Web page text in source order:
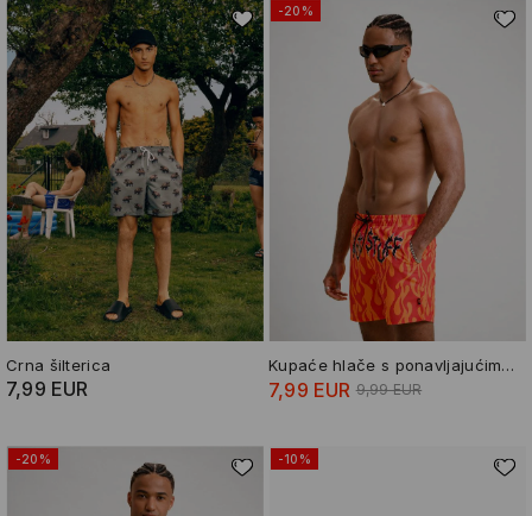
Crna šilterica
7,99 EUR
-20%
Kupaće hlače s ponavljajućim uzorkom The Hot Stuff The Little Devil
7,99 EUR 9,99 EUR
-20% -10%